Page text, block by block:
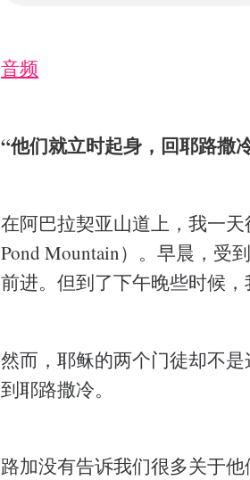
音频
“他们就立时起身，回耶路撒
在阿巴拉契亚山道上，我一
Pond Mountain）。早晨，受
前进。但到了下午晚些时候，
然而，耶稣的两个门徒却不
到耶路撒冷。
路加没有告诉我们很多关于